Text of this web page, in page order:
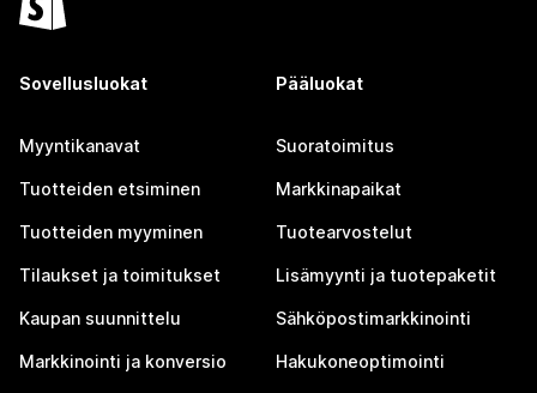
Sovellusluokat
Myyntikanavat
Tuotteiden etsiminen
Tuotteiden myyminen
Tilaukset ja toimitukset
Kaupan suunnittelu
Markkinointi ja konversio
Pääluokat
Suoratoimitus
Markkinapaikat
Tuotearvostelut
Lisämyynti ja tuotepaketit
Sähköpostimarkkinointi
Hakukoneoptimointi